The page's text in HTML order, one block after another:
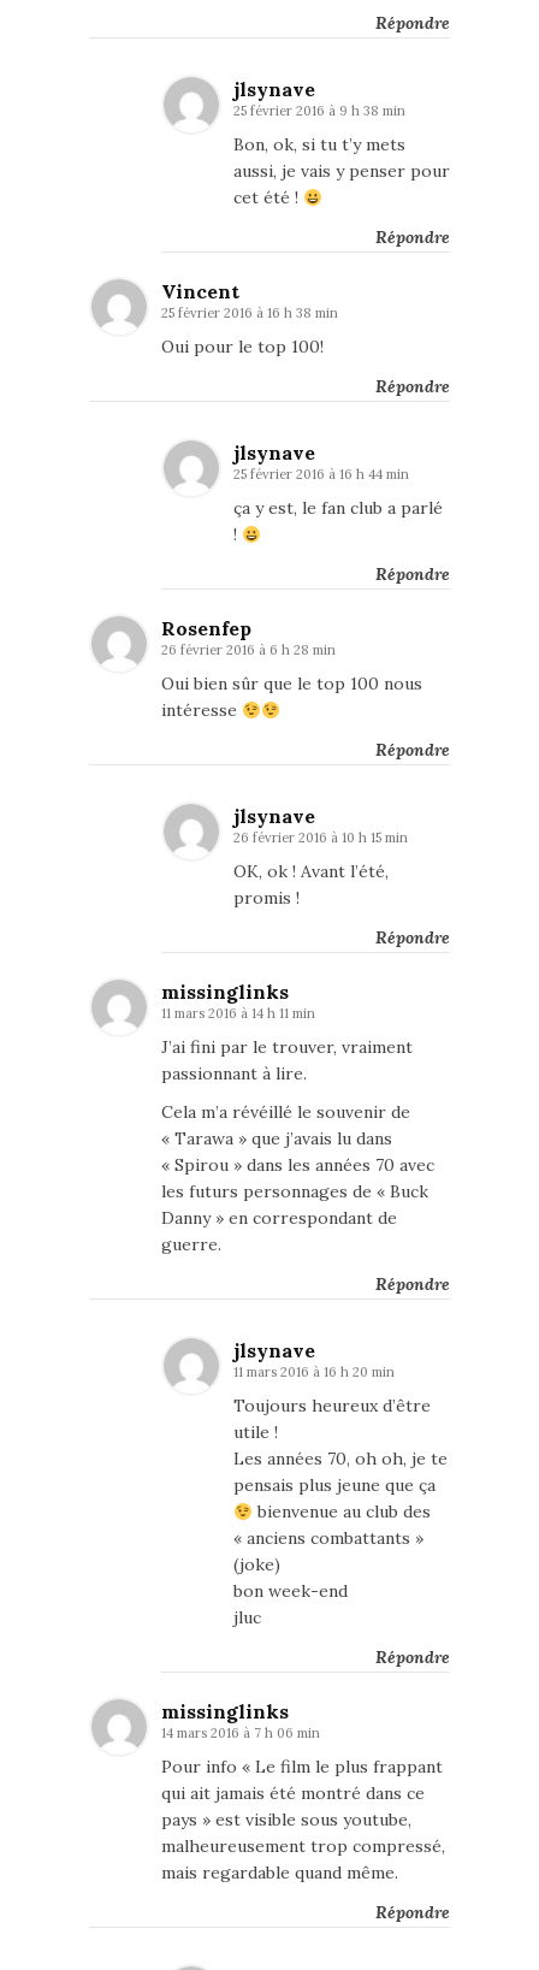
Répondre
jlsynave
25 février 2016 à 9 h 38 min
Bon, ok, si tu t’y mets
aussi, je vais y penser pour
cet été !
Répondre
Vincent
25 février 2016 à 16 h 38 min
Oui pour le top 100!
Répondre
jlsynave
25 février 2016 à 16 h 44 min
ça y est, le fan club a parlé
!
Répondre
Rosenfep
26 février 2016 à 6 h 28 min
Oui bien sûr que le top 100 nous
intéresse
Répondre
jlsynave
26 février 2016 à 10 h 15 min
OK, ok ! Avant l’été,
promis !
Répondre
missinglinks
11 mars 2016 à 14 h 11 min
J’ai fini par le trouver, vraiment
passionnant à lire.
Cela m’a révéillé le souvenir de
« Tarawa » que j’avais lu dans
« Spirou » dans les années 70 avec
les futurs personnages de « Buck
Danny » en correspondant de
guerre.
Répondre
jlsynave
11 mars 2016 à 16 h 20 min
Toujours heureux d’être
utile !
Les années 70, oh oh, je te
pensais plus jeune que ça
bienvenue au club des
« anciens combattants »
(joke)
bon week-end
jluc
Répondre
missinglinks
14 mars 2016 à 7 h 06 min
Pour info « Le film le plus frappant
qui ait jamais été montré dans ce
pays » est visible sous youtube,
malheureusement trop compressé,
mais regardable quand même.
Répondre